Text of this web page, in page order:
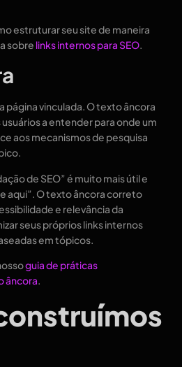
estruturar seu site de maneira
sobre links internos para SEO.
página vinculada. O texto âncora
a entender para onde um
aos mecanismos de pesquisa
de SEO” é muito mais útil e
aqui”. O texto âncora correto
e relevância da
seus próprios links internos
em tópicos.
guia de práticas
âncora.